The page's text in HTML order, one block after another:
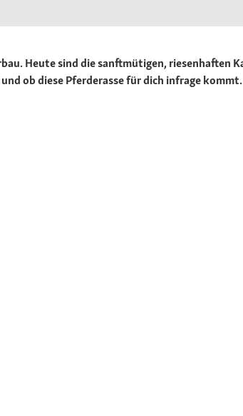
Heute sind die sanftmütigen, riesenhaften
ob diese Pferderasse für dich infrage kommt.